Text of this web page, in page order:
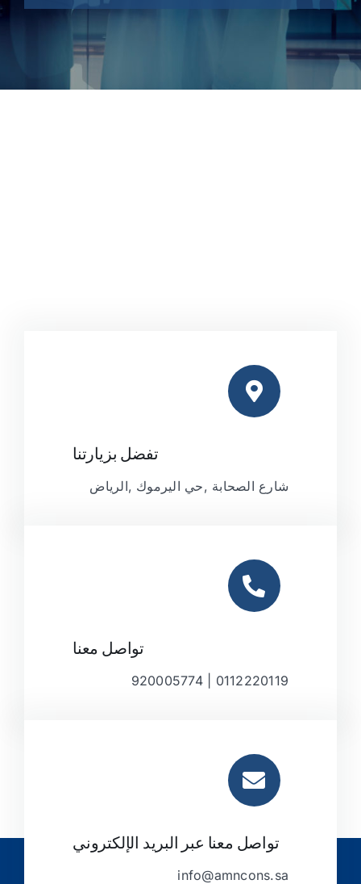
تفضل بزيارتنا
شارع الصحابة ,حي اليرموك ,الرياض
تواصل معنا
0112220119 | 920005774
تواصل معنا عبر البريد الإلكتروني
info@amncons.sa